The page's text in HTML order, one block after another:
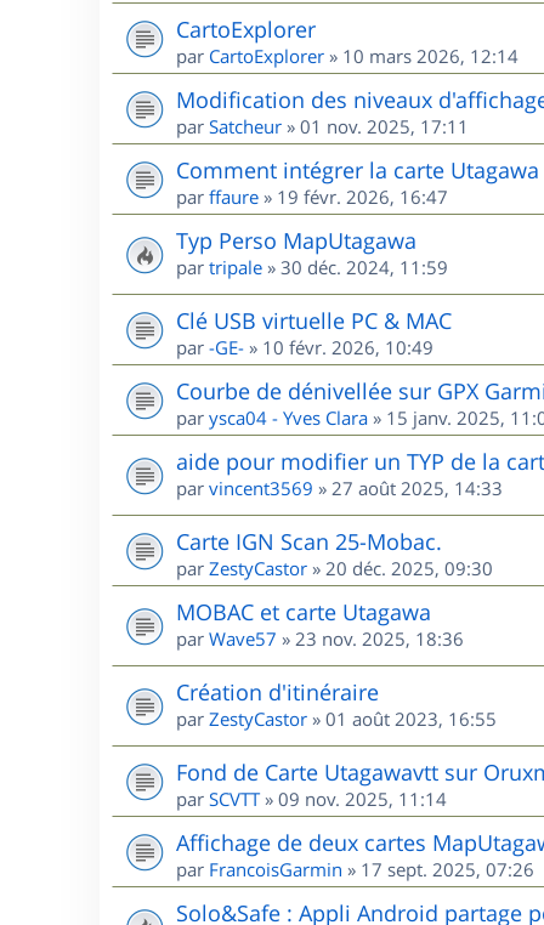
CartoExplorer
par CartoExplorer » 10 mars 2026, 12:14
Modification des niveaux
par Satcheur » 01 nov. 2025, 17:11
Comment intégrer la carte
par ffaure » 19 févr. 2026, 16:47
Typ Perso MapUtagawa
par tripale » 30 déc. 2024, 11:59
Clé USB virtuelle PC & MAC
par -GE- » 10 févr. 2026, 10:49
Courbe de dénivellée sur GPX
par ysca04 - Yves Clara » 15 janv. 2025,
aide pour modifier un TYP de la
par vincent3569 » 27 août 2025, 14:33
Carte IGN Scan 25-Mobac.
par ZestyCastor » 20 déc. 2025, 09:30
MOBAC et carte Utagawa
par Wave57 » 23 nov. 2025, 18:36
Création d'itinéraire
par ZestyCastor » 01 août 2023, 16:55
Fond de Carte Utagawavtt sur
par SCVTT» 09 nov. 2025, 11:14
Affichage de deux cartes
par FrancoisGarmin » 17 sept. 2025, 07:26
Solo&Safe : Appli Android partage